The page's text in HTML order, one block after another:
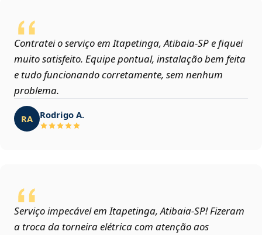
Contratei o serviço em Itapetinga, Atibaia‑SP e fiquei
muito satisfeito. Equipe pontual, instalação bem feita
e tudo funcionando corretamente, sem nenhum
problema.
RA Rodrigo A.
Serviço impecável em Itapetinga, Atibaia‑SP! Fizeram
a troca da torneira elétrica com atenção aos